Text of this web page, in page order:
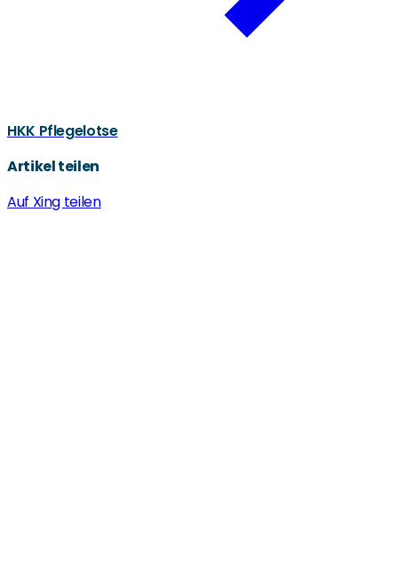
HKK Pflegelotse
Artikel teilen
Auf Xing teilen